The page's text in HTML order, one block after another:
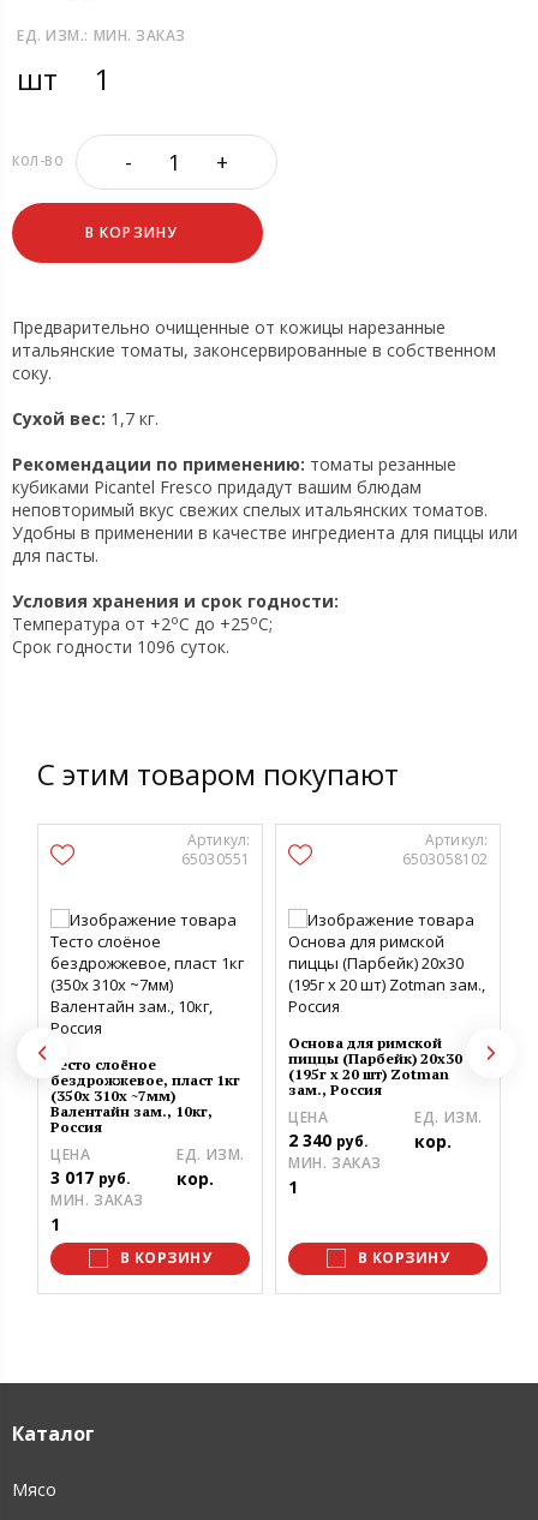
ЕД. ИЗМ.:
шт
МИН. ЗАКАЗ
1
КОЛ-ВО - +
В КОРЗИНУ
Предварительно очищенные от кожицы нарезанные
итальянские томаты, законсервированные в собственном
соку.
Сухой вес: 1,7 кг.
Рекомендации по применению: томаты резанные
кубиками Picantel Fresco придадут вашим блюдам
неповторимый вкус свежих спелых итальянских томатов.
Удобны в применении в качестве ингредиента для пиццы или
для пасты.
Условия хранения и срок годности:
Температура от +2oC до +25oC;
Срок годности 1096 суток.
С этим товаром покупают
Артикул:
65030551
Тесто слоёное
бездрожжевое, пласт 1кг
(350х 310х ~7мм)
Валентайн зам., 10кг,
Россия
ЦЕНА
3 017 руб.
ЕД. ИЗМ.
кор.
МИН. ЗАКАЗ
1
В КОРЗИНУ
Артикул:
6503058102
Основа для римской
пиццы (Парбейк) 20х30
(195г х 20 шт) Zotman
зам., Россия
ЦЕНА
2 340 руб.
ЕД. ИЗМ.
кор.
МИН. ЗАКАЗ
1
В КОРЗИНУ
Каталог
Мясо